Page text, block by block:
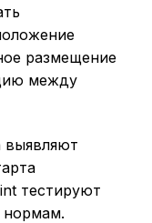
размещение
между
выявляют
тестируют
нормам.